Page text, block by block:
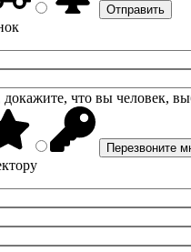
что вы человек,